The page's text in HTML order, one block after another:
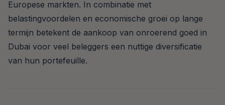
Europese markten. In combinatie met
belastingvoordelen en economische groei op lange
termijn betekent de aankoop van onroerend goed in
Dubai voor veel beleggers een nuttige diversificatie
van hun portefeuille.